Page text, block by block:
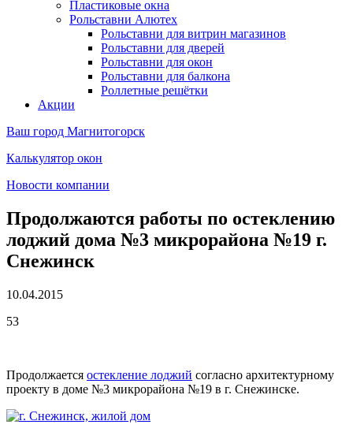
Пластиковые окна
Рольставни Алютех
Рольставни для витрин магазинов
Рольставни для дверей
Рольставни для окон
Рольставни для балкона
Роллетные решётки
Акции
Ваш город Магнитогорск
Калькулятор окон
Новости компании
Продолжаются работы по остеклению
лоджий дома №3 микрорайона №19 г.
Снежинск
10.04.2015
53
Продолжается остекление лоджий согласно архитектурному
проекту в доме №3 микрорайона №19 в г. Снежинске.